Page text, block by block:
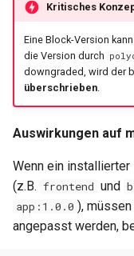
Kritisches
Eine Block-Version kann
die Version durch
downgraded, wird der
überschrieben.
Auswirkungen auf
Wenn ein
(z.B. frontend und
app:1.0.0 ), müssen
angepasst werden,